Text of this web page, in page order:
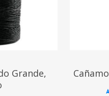
Grande,